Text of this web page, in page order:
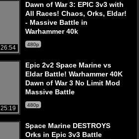
26:54
Dawn of War 3: EPIC 3v3 with
All Races! Chaos, Orks, Eldar!
- Massive Battle in
Warhammer 40k
480p
25:19
Epic 2v2 Space Marine vs
Eldar Battle! Warhammer 40K
Dawn of War 3 No Limit Mod
Massive Battle
480p
Space Marine DESTROYS
Orks in Epic 3v3 Battle